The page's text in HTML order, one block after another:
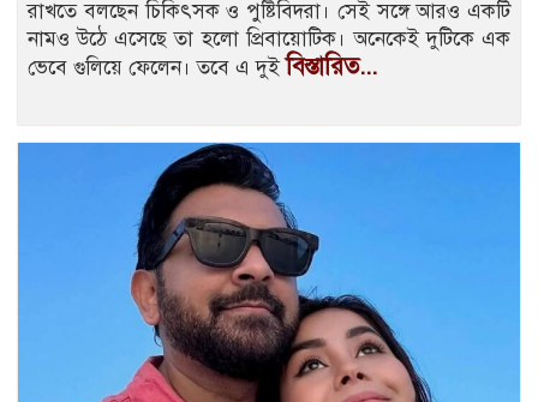
রাখতে বলছেন চিকিৎসক ও পুষ্টিবিদরা। সেই সঙ্গে আরও একটি
নামও উঠে এসেছে তা হলো প্রিবায়োটিক। অনেকেই দুটিকে এক
ভেবে গুলিয়ে ফেলেন। তবে এ দুইবিস্তারিত...